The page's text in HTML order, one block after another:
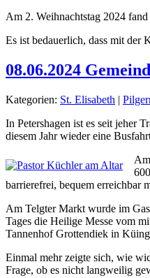
Am 2. Weihnachtstag 2024
Es ist bedauerlich, dass mit der
08.06.2024
Kategorien: St. Elisabeth |
In Petershagen ist es seit jeher
diesem Jahr wieder eine
barrierefrei, bequem erreichbar
Am Telgter Markt wurde im
Tages die Heilige Messe vom
Tannenhof Grottendiek in
Einmal mehr zeigte sich, wie
Frage, ob es nicht langweilig